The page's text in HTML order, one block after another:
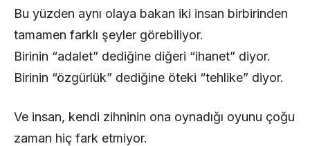
Bu yüzden aynı olaya bakan iki insan birbirinden
tamamen farklı şeyler görebiliyor.
Birinin “adalet” dediğine diğeri “ihanet” diyor.
Birinin “özgürlük” dediğine öteki “tehlike” diyor.
Ve insan, kendi zihninin ona oynadığı oyunu çoğu
zaman hiç fark etmiyor.